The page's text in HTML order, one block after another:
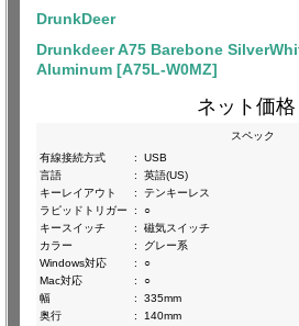
DrunkDeer
Drunkdeer A75 Barebone
Aluminum [A75L-W0MZ]
ネット価格
スペック
有線接続方式
:
USB
言語
:
英語(US)
キーレイアウト
:
テンキーレス
ラピッドトリガー
:
○
キースイッチ
:
磁気スイッチ
カラー
:
グレー系
Windows対応
:
○
Mac対応
:
○
幅
:
335mm
奥行
:
140mm